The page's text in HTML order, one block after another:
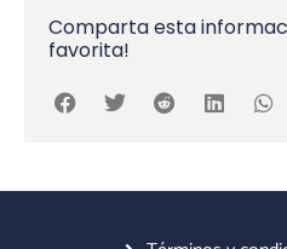
Comparta esta
favorita!